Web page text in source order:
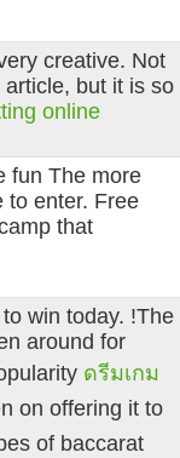
creative. Not
but it is so
online
fun The more
to enter. Free
that
win today. !The
around for
ดรีมเกม
on offering it to
of baccarat